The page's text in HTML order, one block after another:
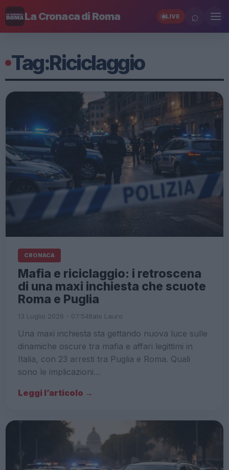
La Cronaca di Roma LIVE ⌕
Tag:Riciclaggio
CRONACA
Mafia e riciclaggio: i retroscena
di una maxi inchiesta che scuote
Roma e Puglia
13 Luglio 2026 - 07:54Italo Lauro
Una maxi inchiesta sta gettando nuova luce sulle
dinamiche oscure tra mafia e affari legittimi in
Italia, con 23 arresti tra Puglia e Roma. Quali
sono le implicazioni…
Leggi l’articolo →